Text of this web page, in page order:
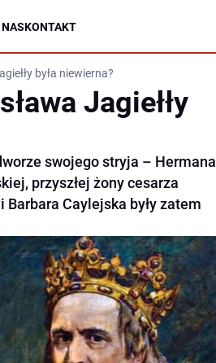
NASKONTAKT
była niewierna?
Jagiełły
swojego stryja – Hermana
przyszłej żony cesarza
Caylejska były zatem